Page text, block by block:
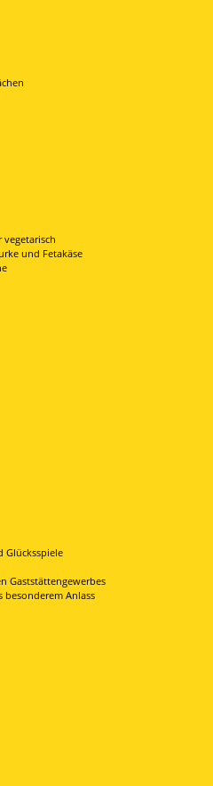
und Fetakäse
Glücksspiele
Gaststättengewerbes
besonderem Anlass